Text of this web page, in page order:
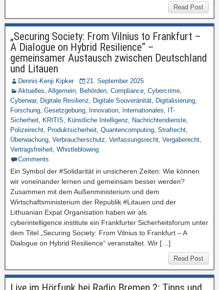
Read Post
„Securing Society: From Vilnius to Frankfurt –
A Dialogue on Hybrid Resilience“ –
gemeinsamer Austausch zwischen Deutschland
und Litauen
Dennis-Kenji Kipker
21. September 2025
Aktuelles, Allgemein, Behörden, Compliance, Cybercrime,
Cyberwar, Digitale Resilienz, Digitale Souveränität, Digitalisierung,
Forschung, Gesetzgebung, Innovation, Internationales, IT-
Sicherheit, KRITIS, Künstliche Intelligenz, Nachrichtendienste,
Polizeirecht, Produktsicherheit, Quantencomputing, Strafrecht,
Überwachung, Verbraucherschutz, Verfassungsrecht, Vergaberecht,
Vertragsfreiheit, Whistleblowing
Comments
Ein Symbol der #Solidarität in unsicheren Zeiten: Wie können
wir voneinander lernen und gemeinsam besser werden?
Zusammen mit dem Außenministerium und dem
Wirtschaftsministerium der Republik #Litauen und der
Lithuanian Expat Organisation haben wir als
cyberintelligence.institute ein Frankfurter Sicherheitsforum unter
dem Titel „Securing Society: From Vilnius to Frankfurt – A
Dialogue on Hybrid Resilience“ veranstaltet. Wir […]
Read Post